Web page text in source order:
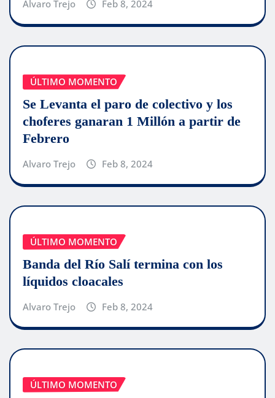
Alvaro Trejo Feb 8, 2024
ÚLTIMO MOMENTO
Se Levanta el paro de colectivo y los
choferes ganaran 1 Millón a partir de
Febrero
Alvaro Trejo Feb 8, 2024
ÚLTIMO MOMENTO
Banda del Río Salí termina con los
líquidos cloacales
Alvaro Trejo Feb 8, 2024
ÚLTIMO MOMENTO